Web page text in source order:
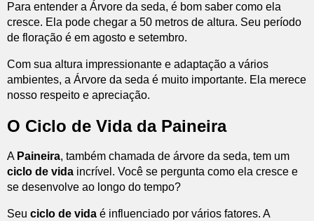
Para entender a Árvore da seda, é bom saber como ela
cresce. Ela pode chegar a 50 metros de altura. Seu período
de floração é em agosto e setembro.
Com sua altura impressionante e adaptação a vários
ambientes, a Árvore da seda é muito importante. Ela merece
nosso respeito e apreciação.
O Ciclo de Vida da Paineira
A Paineira, também chamada de árvore da seda, tem um
ciclo de vida incrível. Você se pergunta como ela cresce e
se desenvolve ao longo do tempo?
Seu ciclo de vida é influenciado por vários fatores. A